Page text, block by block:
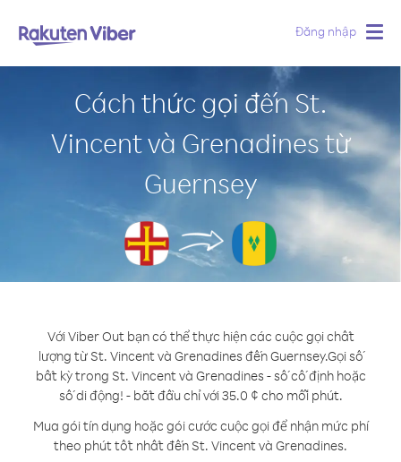
Đăng nhập
Cách thức gọi đến St.
Vincent và Grenadines từ
Guernsey
Với Viber Out bạn có thể thực hiện các cuộc gọi chất
lượng từ St. Vincent và Grenadines đến Guernsey.Gọi số
bất kỳ trong St. Vincent và Grenadines - số cố định hoặc
số di động! - bắt đầu chỉ với 35.0 ¢ cho mỗi phút.
Mua gói tín dụng hoặc gói cước cuộc gọi để nhận mức phí
theo phút tốt nhất đến St. Vincent và Grenadines.